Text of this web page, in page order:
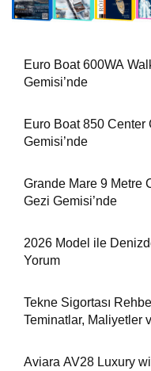
Euro Boat 600WA
Gemisi’nde
Euro Boat 850 Center
Gemisi’nde
Grande Mare 9 Metre
Gezi Gemisi’nde
2026 Model ile
Yorum
Tekne Sigortası
Teminatlar, Maliyetler
Aviara AV28 Luxury